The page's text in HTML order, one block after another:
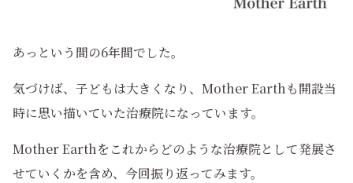
あっという間の6年間でした。
気づけば、子どもは大きくなり、Mother Earthも開設当
時に思い描いていた治療院になっています。
Mother Earthをこれからどのような治療院として発展さ
せていくかを含め、今回振り返ってみます。